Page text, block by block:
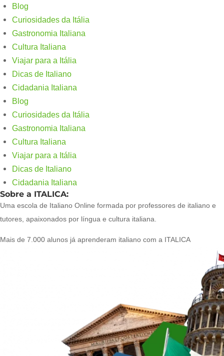
Blog
Curiosidades da Itália
Gastronomia Italiana
Cultura Italiana
Viajar para a Itália
Dicas de Italiano
Cidadania Italiana
Blog
Curiosidades da Itália
Gastronomia Italiana
Cultura Italiana
Viajar para a Itália
Dicas de Italiano
Cidadania Italiana
Sobre a ITALICA:
Uma escola de Italiano Online formada por professores de italiano e
tutores, apaixonados por língua e cultura italiana.
Mais de 7.000 alunos já aprenderam italiano com a ITALICA